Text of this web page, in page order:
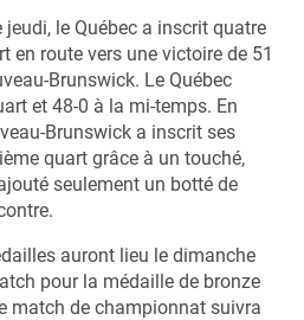
le Québec a inscrit quatre
en route vers une victoire de 51
Brunswick. Le Québec
et 48-0 à la mi-temps. En
Brunswick a inscrit ses
quart grâce à un touché,
seulement un botté de
auront lieu le dimanche
pour la médaille de bronze
match de championnat suivra